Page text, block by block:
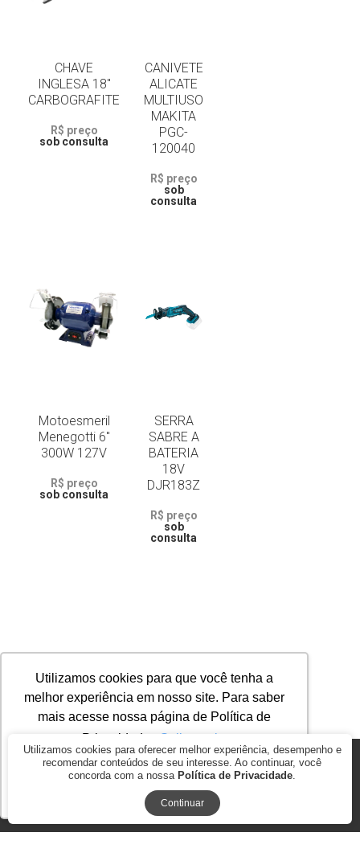
Utilizamos cookies para que você tenha a
melhor experiência em nosso site. Para saber
mais acesse nossa página de Política de
Privacidade.
Saiba mais
CHAVE
INGLESA 18"
CARBOGRAFITE
R$ preço
sob consulta
CANIVETE
ALICATE
MULTIUSO
MAKITA
PGC-
120040
R$ preço
sob
consulta
Motoesmeril
Menegotti 6"
300W 127V
R$ preço
sob consulta
SERRA
SABRE A
BATERIA
18V
DJR183Z
R$ preço
sob
consulta
© 2026AGROMAP MAQUINAS AGRÍCOLAS PASSOS LTDA. ME.. CNPJ:
17.278.847/0001-35
BY COMMERCEPLUS
Utilizamos cookies para oferecer melhor experiência, desempenho e
recomendar conteúdos de seu interesse. Ao continuar, você
concorda com a nossa Política de Privacidade.
Continuar